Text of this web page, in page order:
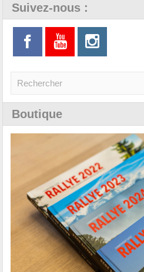
Suivez-nous :
Boutique